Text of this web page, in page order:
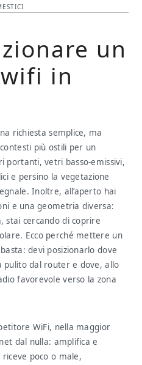
un
in
richiesta semplice, ma
più ostili per un
portanti, vetri basso-emissivi,
e persino la vegetazione
Inoltre, all’aperto hai
e una geometria diversa:
stai cercando di coprire
Ecco perché mettere un
devi posizionarlo dove
pulito dal router e dove, allo
favorevole verso la zona
WiFi, nella maggior
dal nulla: amplifica e
poco o male,